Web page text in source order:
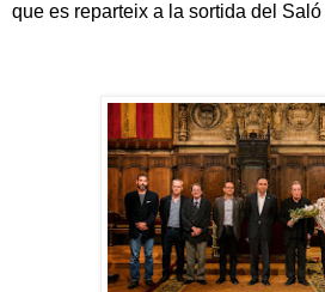
que es reparteix a la sortida del Saló